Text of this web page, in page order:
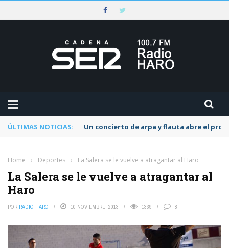
ÚLTIMAS NOTICIAS: Un concierto de arpa y flauta abre el
Home › Deportes › La Salera se le vuelve a atragantar al Haro
La Salera se le vuelve a atragantar al
Haro
POR RADIO HARO 10 NOVIEMBRE, 2013 1339 8